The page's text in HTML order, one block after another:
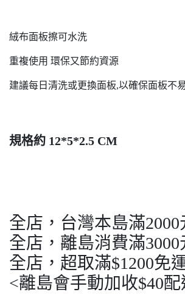
絨布面板擦可水洗
重複使用 環保又節約資源
建議每日清洗或更換面板,以確保面板不
規格約 12*5*2.5 CM
全店，台灣本島滿2000
全店，離島消費滿3000
全店，超取滿$1200免
<離島會手動加收$40